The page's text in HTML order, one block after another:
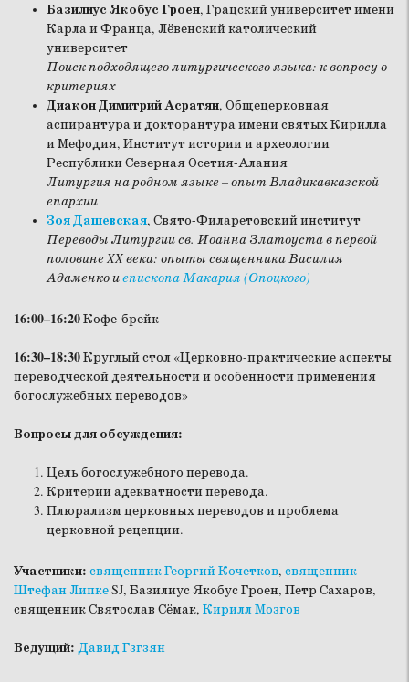
Базилиус Якобус Гроен, Грацский университет имени
Карла и Франца, Лёвенский католический
университет
Поиск подходящего литургического языка: к вопросу о
критериях
Диакон Димитрий Асратян, Общецерковная
аспирантура и докторантура имени святых Кирилла
и Мефодия, Институт истории и археологии
Республики Северная Осетия-Алания
Литургия на родном языке – опыт Владикавказской
епархии
Зоя Дашевская, Свято-Филаретовский институт
Переводы Литургии св. Иоанна Златоуста в первой
половине XX века: опыты священника Василия
Адаменко иепископа Макария (Опоцкого)
16:00–16:20Кофе-брейк
16:30–18:30Круглый стол «Церковно-практические аспекты
переводческой деятельности и особенности применения
богослужебных переводов»
Вопросы для обсуждения:
Цель богослужебного перевода.
Критерии адекватности перевода.
Плюрализм церковных переводов и проблема
церковной рецепции.
Участники: священник Георгий Кочетков, священник
Штефан ЛипкеSJ, Базилиус Якобус Гроен, Петр Сахаров,
священник Святослав Сёмак, Кирилл Мозгов
Ведущий: Давид Гзгзян